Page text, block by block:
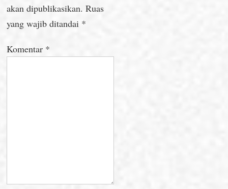
akan dipublikasikan. Ruas
yang wajib ditandai *
Komentar *